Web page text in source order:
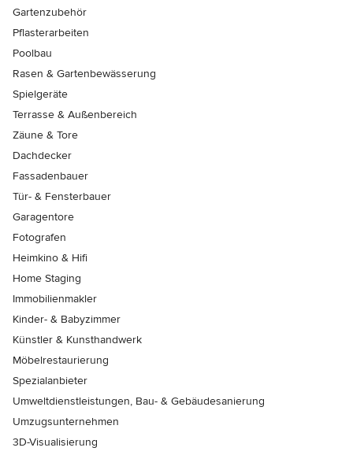
Gartenzubehör
Pflasterarbeiten
Poolbau
Rasen & Gartenbewässerung
Spielgeräte
Terrasse & Außenbereich
Zäune & Tore
Dachdecker
Fassadenbauer
Tür- & Fensterbauer
Garagentore
Fotografen
Heimkino & Hifi
Home Staging
Immobilienmakler
Kinder- & Babyzimmer
Künstler & Kunsthandwerk
Möbelrestaurierung
Spezialanbieter
Umweltdienstleistungen, Bau- & Gebäudesanierung
Umzugsunternehmen
3D-Visualisierung